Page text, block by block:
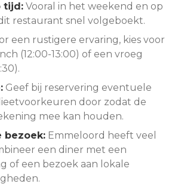
tijd: Vooral in het weekend en op
restaurant snel volgeboekt.
een rustigere ervaring, kies voor
(12:00-13:00) of een vroeg
Geef bij reservering eventuele
door zodat de
mee kan houden.
bezoek: Emmeloord heeft veel
een diner met een
of een bezoek aan lokale